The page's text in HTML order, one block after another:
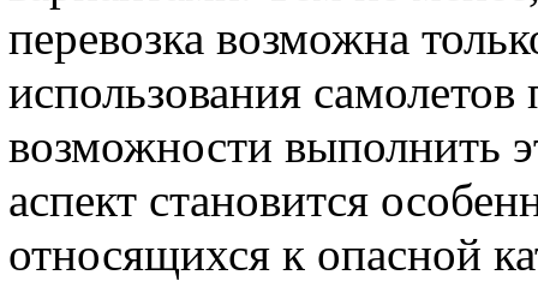
перевозка возможна
использования самолетов
возможности выполнить
аспект становится
относящихся к опасной